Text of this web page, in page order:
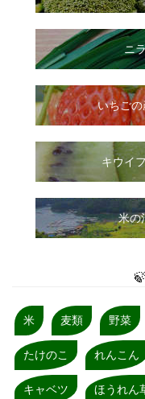
ニ
いちごの
キウイ
米の
米 麦類 野菜
たけのこ れんこん
キャベツ ほうれん